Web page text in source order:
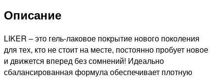
Описание
LIKER – это гель-лаковое покрытие нового поколения
для тех, кто не стоит на месте, постоянно пробует новое
и движется вперед без сомнений! Идеально
сбалансированная формула обеспечивает плотную